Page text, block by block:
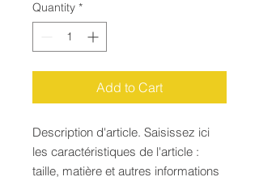
Quantity *
Add to Cart
Description d'article. Saisissez ici
les caractéristiques de l'article :
taille, matière et autres informations